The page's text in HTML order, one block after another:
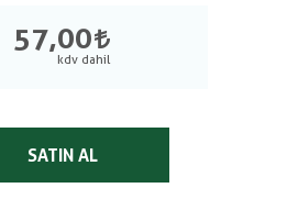
57,00
SATIN AL